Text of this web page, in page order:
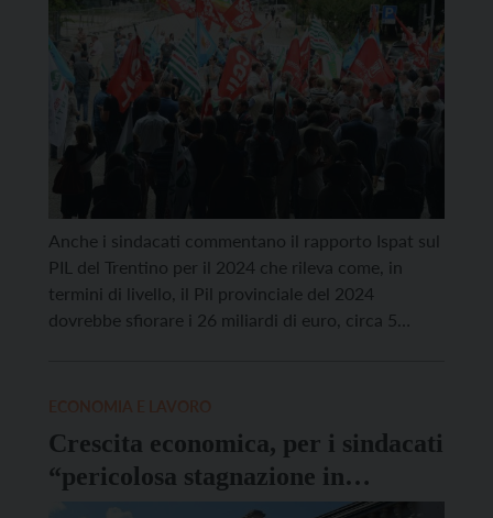
Anche i sindacati commentano il rapporto Ispat sul
PIL del Trentino per il 2024 che rileva come, in
termini di livello, il Pil provinciale del 2024
dovrebbe sfiorare i 26 miliardi di euro, circa 5
Crescita economica, per i sindacati
“pericolosa stagnazione in